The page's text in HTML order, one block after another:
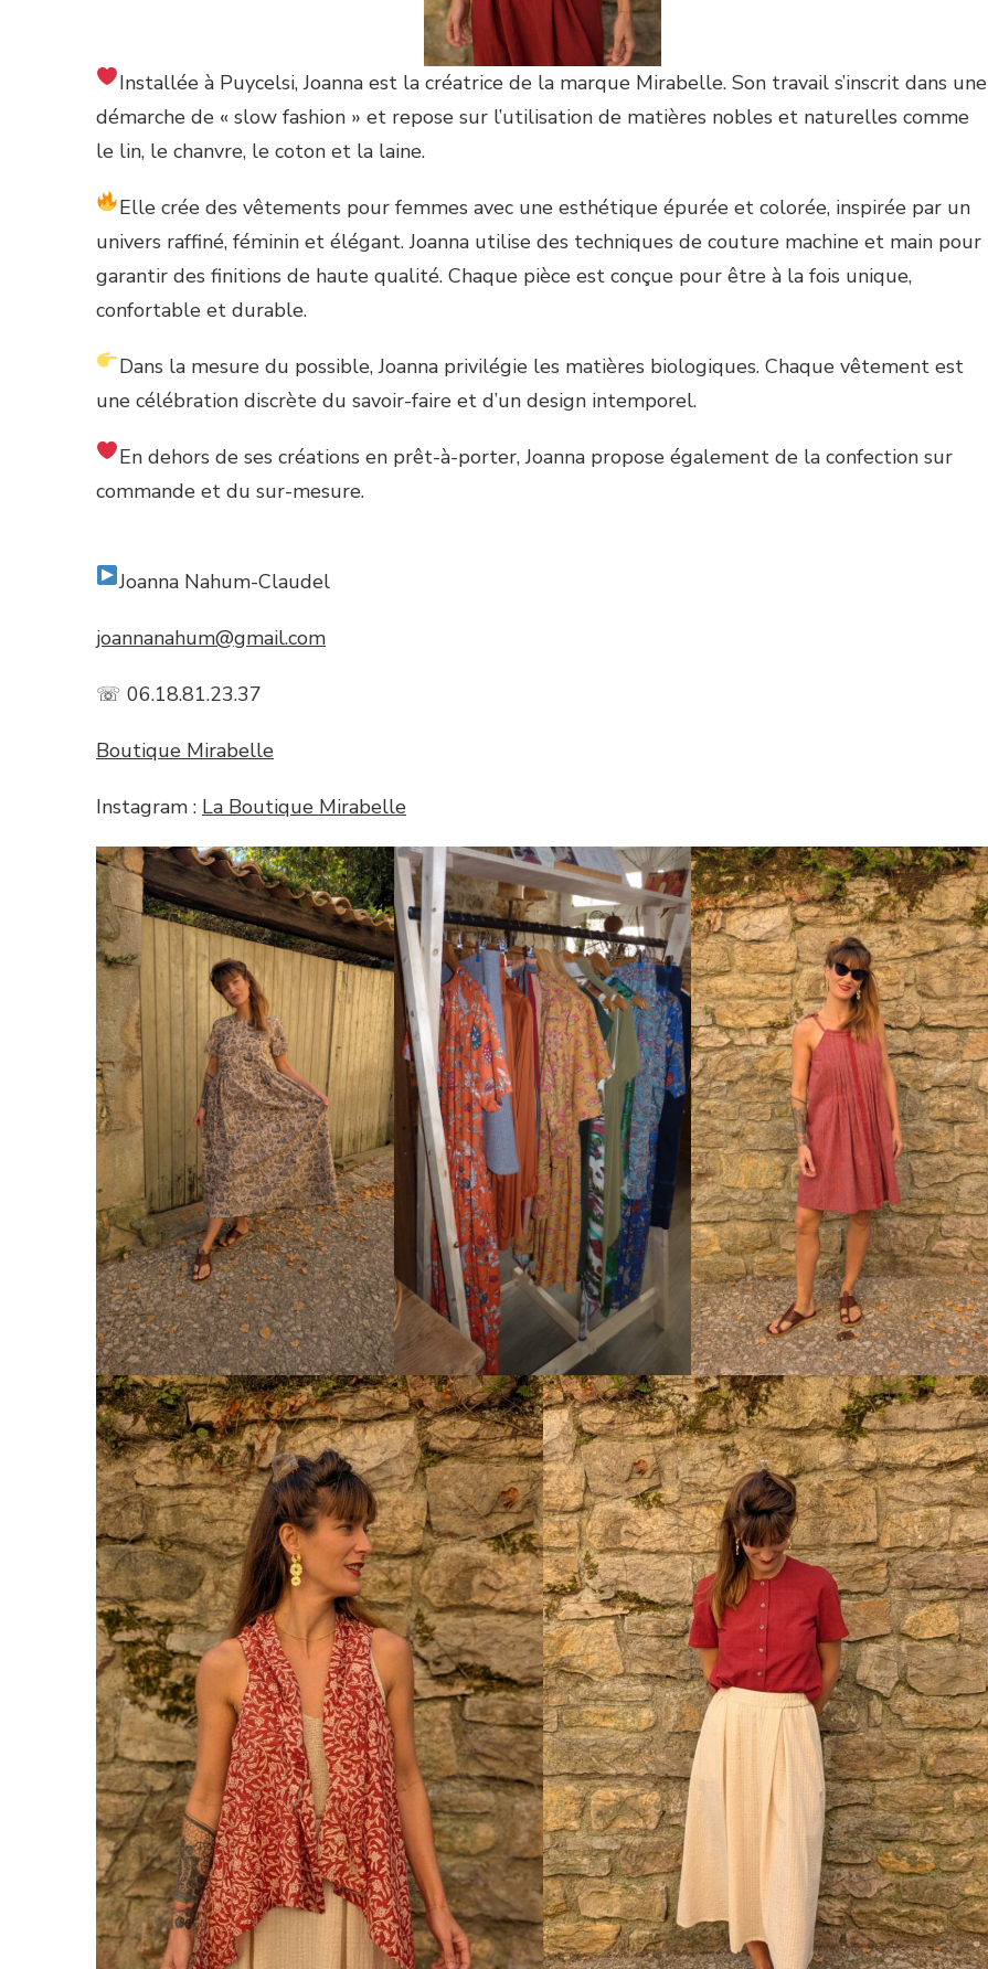
Installée à Puycelsi, Joanna est la créatrice de la marque Mirabelle. Son travail s’inscrit dans une
démarche de « slow fashion » et repose sur l’utilisation de matières nobles et naturelles comme
le lin, le chanvre, le coton et la laine.
Elle crée des vêtements pour femmes avec une esthétique épurée et colorée, inspirée par un
univers raffiné, féminin et élégant. Joanna utilise des techniques de couture machine et main pour
garantir des finitions de haute qualité. Chaque pièce est conçue pour être à la fois unique,
confortable et durable.
Dans la mesure du possible, Joanna privilégie les matières biologiques. Chaque vêtement est
une célébration discrète du savoir-faire et d’un design intemporel.
En dehors de ses créations en prêt-à-porter, Joanna propose également de la confection sur
commande et du sur-mesure.
Joanna Nahum-Claudel
joannanahum@gmail.com
☏ 06.18.81.23.37
Boutique Mirabelle
Instagram : La Boutique Mirabelle